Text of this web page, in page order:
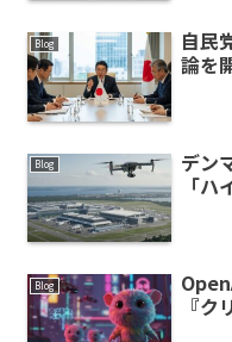
Blog
自民
論を
Blog
デン
「
Blog
『